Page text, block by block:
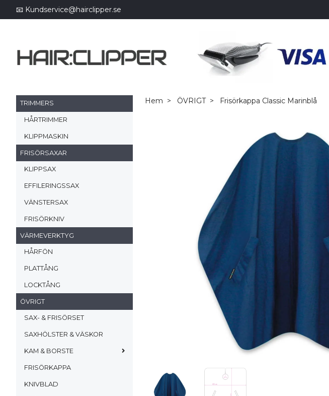
📧 Kundservice@hairclipper.se
TRIMMERS
HÅRTRIMMER
KLIPPMASKIN
FRISÖRSAXAR
KLIPPSAX
EFFILERINGSSAX
VÄNSTERSAX
FRISÖRKNIV
VÄRMEVERKTYG
HÅRFÖN
PLATTÅNG
LOCKTÅNG
ÖVRIGT
SAX- & FRISÖRSET
SAXHÖLSTER & VÄSKOR
KAM & BORSTE
FRISÖRKAPPA
KNIVBLAD
Hem ÖVRIGT Frisörkappa Classic Marinblå